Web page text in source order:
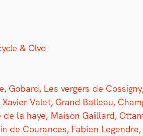
& Olvo
Gob­ard, Les verg­ers de
Valet, Grand Bal­leau,
de la haye, Mai­son Gail­lard,
de Courances, Fabi­en Legendre,